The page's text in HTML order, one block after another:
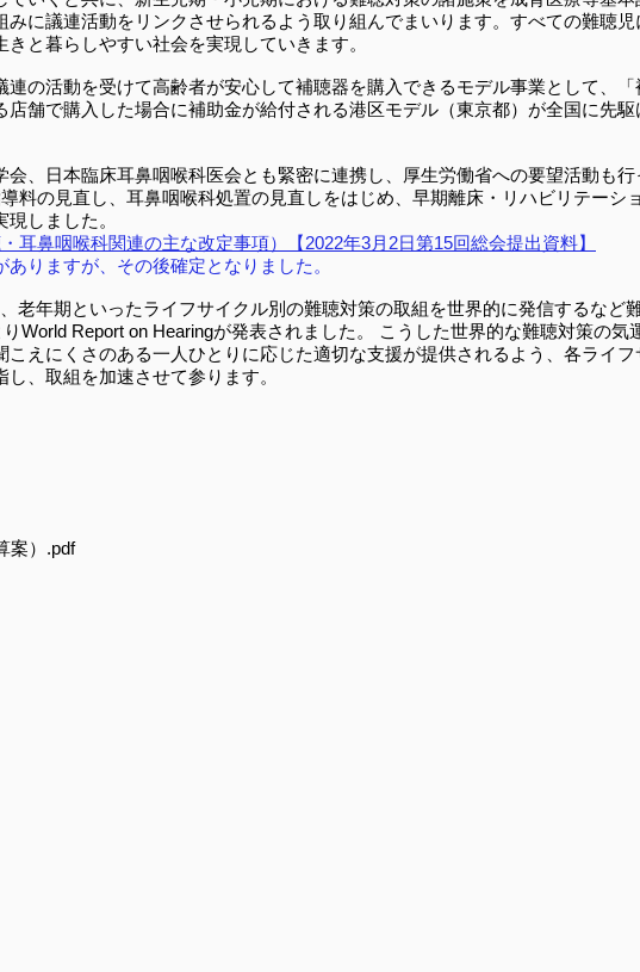
に議連活動をリンクさせられるよう取り組んでまいります。すべての難聴児
と暮らしやすい社会を実現していきます。
の活動を受けて高齢者が安心して補聴器を購入できるモデル事業として、「
舗で購入した場合に補助金が給付される港区モデル（東京都）が全国に先駆
、日本臨床耳鼻咽喉科医会とも緊密に連携し、厚生労働省への要望活動も
料の見直し、耳鼻咽喉科処置の見直しをはじめ、早期離床・リハビリテーシ
しました。
耳鼻咽喉科関連の主な改定事項）【2022年3月2日第15回総会提出資料】
りますが、その後確定となりました。
老年期といったライフサイクル別の難聴対策の取組を世界的に発信するなど
World Report on Hearingが発表されました。 こうした世界的な難聴対策の気
こえにくさのある一人ひとりに応じた適切な支援が提供されるよう、各ライ
、取組を加速させて参ります。
案）.pdf